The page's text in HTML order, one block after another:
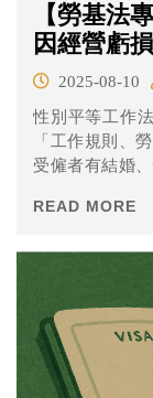
【勞基法
因經營虧
2025-08-10
性別平等工作
「工作規則、
受僱者有結婚
或被證明已知
止契約條件、
時(解雇最後手
會被認定是藉
30~150萬元。
READ MORE